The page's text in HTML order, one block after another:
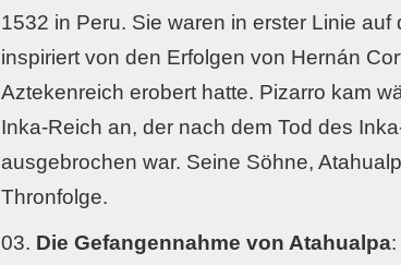
1532 in Peru. Sie waren in erster Linie
inspiriert von den Erfolgen von Hernán
Aztekenreich erobert hatte. Pizarro kam
Inka-Reich an, der nach dem Tod des
ausgebrochen war. Seine Söhne,
Thronfolge.
Die Gefangennahme von Atahualpa